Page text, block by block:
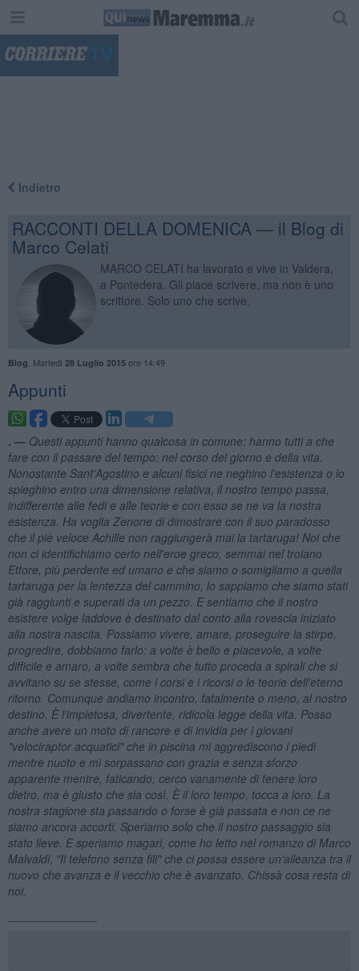
Indietro
RACCONTI DELLA DOMENICA — il Blog di
Marco Celati
MARCO CELATI ha lavorato e vive in Valdera,
a Pontedera. Gli piace scrivere, ma non è uno
scrittore. Solo uno che scrive.
Blog Martedì 28 Luglio 2015ore 14:49
Appunti
. — Questi appunti hanno qualcosa in comune: hanno tutti a che
fare con il passare del tempo: nel corso del giorno e della vita.
Nonostante Sant'Agostino e alcuni fisici ne neghino l'esistenza o lo
spieghino entro una dimensione relativa, il nostro tempo passa,
indifferente alle fedi e alle teorie e con esso se ne va la nostra
esistenza. Ha voglia Zenone di dimostrare con il suo paradosso
che il piè veloce Achille non raggiungerà mai la tartaruga! Noi che
non ci identifichiamo certo nell'eroe greco, semmai nel troiano
Ettore, più perdente ed umano e che siamo o somigliamo a quella
tartaruga per la lentezza del cammino, lo sappiamo che siamo stati
già raggiunti e superati da un pezzo. E sentiamo che il nostro
esistere volge laddove è destinato dal conto alla rovescia iniziato
alla nostra nascita. Possiamo vivere, amare, proseguire la stirpe,
progredire, dobbiamo farlo: a volte è bello e piacevole, a volte
difficile e amaro, a volte sembra che tutto proceda a spirali che si
avvitano su se stesse, come i corsi e i ricorsi o le teorie dell'eterno
ritorno. Comunque andiamo incontro, fatalmente o meno, al nostro
destino. È l'impietosa, divertente, ridicola legge della vita. Posso
anche avere un moto di rancore e di invidia per i giovani
"velociraptor acquatici" che in piscina mi aggrediscono i piedi
mentre nuoto e mi sorpassano con grazia e senza sforzo
apparente mentre, faticando, cerco vanamente di tenere loro
dietro, ma è giusto che sia così. È il loro tempo, tocca a loro. La
nostra stagione sta passando o forse è già passata e non ce ne
siamo ancora accorti. Speriamo solo che il nostro passaggio sia
stato lieve. E speriamo magari, come ho letto nel romanzo di Marco
Malvaldi, "Il telefono senza fili" che ci possa essere un'alleanza tra il
nuovo che avanza e il vecchio che è avanzato. Chissà cosa resta di
noi.